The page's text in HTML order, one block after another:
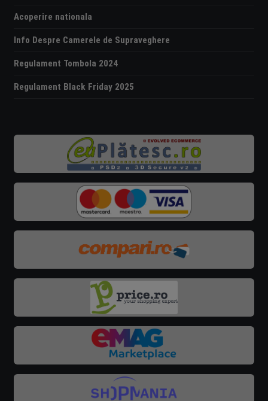
Acoperire nationala
Info Despre Camerele de Supraveghere
Regulament Tombola 2024
Regulament Black Friday 2025